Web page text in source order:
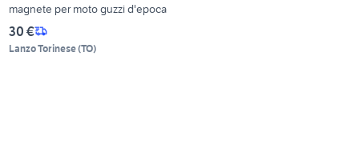
magnete per moto guzzi d'epoca
30 €
Lanzo Torinese(TO)